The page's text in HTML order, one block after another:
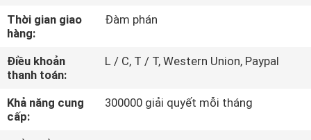
KIỂM
SOÁT
CHẤT
LƯỢNG
Thời gian giao
hàng:
Đàm phán
Điều khoản
thanh toán:
L / C, T / T, Western Union, Paypal
Khả năng cung
cấp:
300000 giải quyết mỗi tháng